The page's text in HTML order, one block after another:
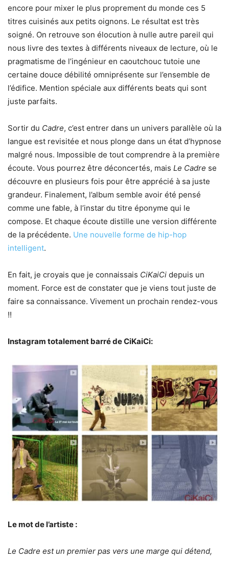
encore pour mixer le plus proprement du monde ces 5
titres cuisinés aux petits oignons. Le résultat est très
soigné. On retrouve son élocution à nulle autre pareil qui
nous livre des textes à différents niveaux de lecture, où le
pragmatisme de l’ingénieur en caoutchouc tutoie une
certaine douce débilité omniprésente sur l’ensemble de
l’édifice. Mention spéciale aux différents beats qui sont
juste parfaits.
Sortir du Cadre, c’est entrer dans un univers parallèle où la
langue est revisitée et nous plonge dans un état d’hypnose
malgré nous. Impossible de tout comprendre à la première
écoute. Vous pourrez être déconcertés, mais Le Cadre se
découvre en plusieurs fois pour être apprécié à sa juste
grandeur. Finalement, l’album semble avoir été pensé
comme une fable, à l’instar du titre éponyme qui le
compose. Et chaque écoute distille une version différente
de la précédente. Une nouvelle forme de hip-hop
intelligent.
En fait, je croyais que je connaissais CiKaiCi depuis un
moment. Force est de constater que je viens tout juste de
faire sa connaissance. Vivement un prochain rendez-vous
!!
Instagram totalement barré de CiKaiCi:
Le mot de l’artiste :
Le Cadre est un premier pas vers une marge qui détend,